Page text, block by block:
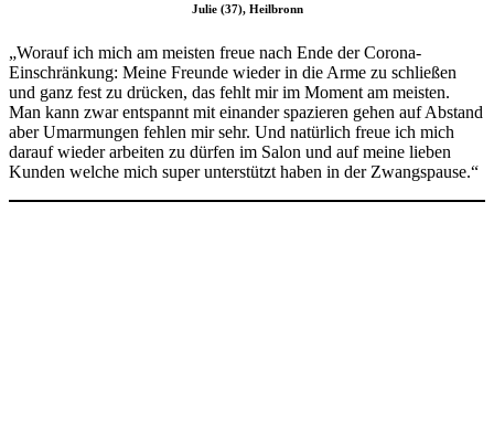
Julie (37), Heilbronn
„Worauf ich mich am meisten freue nach Ende der Corona-
Einschränkung: Meine Freunde wieder in die Arme zu schließen
und ganz fest zu drücken, das fehlt mir im Moment am meisten.
Man kann zwar entspannt mit einander spazieren gehen auf Abstand
aber Umarmungen fehlen mir sehr. Und natürlich freue ich mich
darauf wieder arbeiten zu dürfen im Salon und auf meine lieben
Kunden welche mich super unterstützt haben in der Zwangspause.“